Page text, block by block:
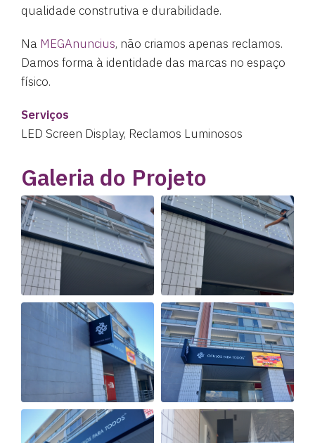
qualidade construtiva e durabilidade.
Na MEGAnuncius, não criamos apenas reclamos.
Damos forma à identidade das marcas no espaço
físico.
Serviços
LED Screen Display, Reclamos Luminosos
Galeria do Projeto